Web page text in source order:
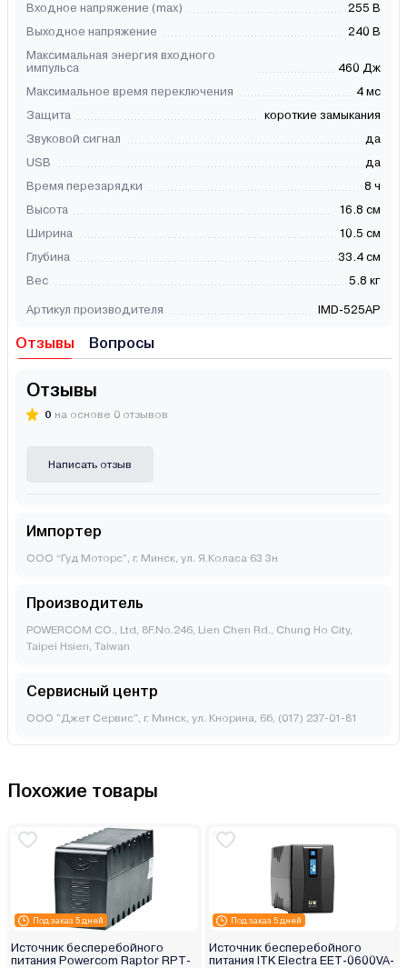
Входное напряжение (max)
255 В
Выходное напряжение
240 В
Максимальная энергия входного
импульса
460 Дж
Максимальное время переключения
4 мс
Защита
короткие замыкания
Звуковой сигнал
да
USB
да
Время перезарядки
8 ч
Высота
16.8 см
Ширина
10.5 см
Глубина
33.4 см
Вес
5.8 кг
Артикул производителя IMD-525AP
Отзывы Вопросы
Отзывы
0 на основе 0 отзывов
Написать отзыв
Импортер
ООО “Гуд Моторс”, г. Минск, ул. Я.Коласа 63 3н
Производитель
POWERCOM CO., Ltd, 8F.No.246, Lien Chen Rd., Chung Ho City,
Taipei Hsien, Taiwan
Сервисный центр
ООО "Джет Сервис", г. Минск, ул. Кнорина, 6б, (017) 237-01-81
Похожие товары
Под заказ 5 дней
Источник бесперебойного
питания Powercom Raptor RPT-
Под заказ 5 дней
Источник бесперебойного
питания ITK Electra EET-0600VA-